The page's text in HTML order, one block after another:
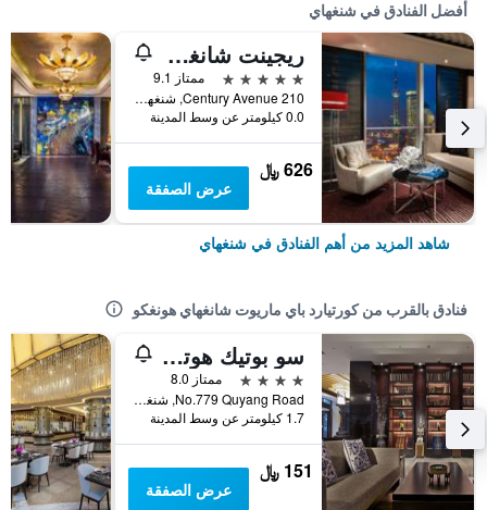
أفضل الفنادق في شنغهاي
ريجينت شانغهاي بودونج
5 نجوم
ممتاز 9.1
210 Century Avenue, شنغهاي, الصين
0.0 كيلومتر عن وسط المدينة
626 ﷼
عرض الصفقة
شاهد المزيد من أهم الفنادق في شنغهاي
فنادق بالقرب من كورتيارد باي ماريوت شانغهاي هونغكو
سو بوتيك هوتل شانغهاي هونغكو
4 نجوم
ممتاز 8.0
No.779 Quyang Road, شنغهاي, الصين
1.7 كيلومتر عن وسط المدينة
151 ﷼
عرض الصفقة